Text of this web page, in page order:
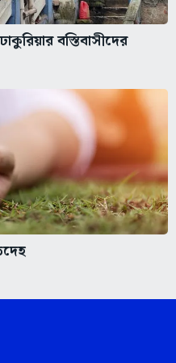
বস্তিবাসীদের